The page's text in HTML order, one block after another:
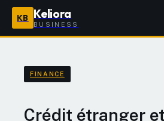
KB Keliora
BUSINESS
FINANCE
Crédit étranger